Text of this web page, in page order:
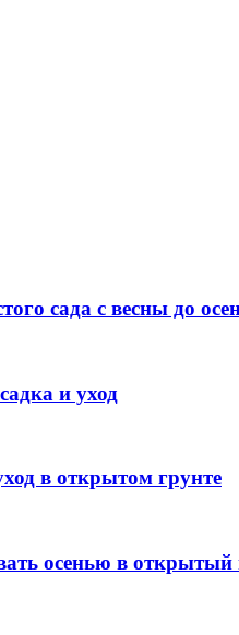
сада с весны до
и уход
в открытом грунте
осенью в открытый